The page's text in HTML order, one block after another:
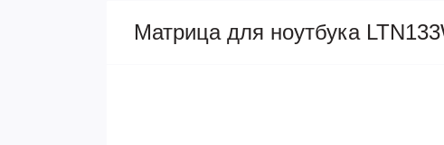
Матрица для ноутбука